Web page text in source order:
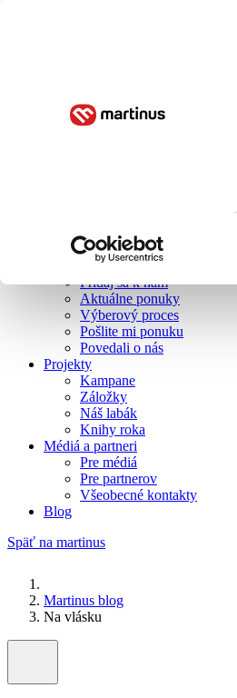
O nás
Zelený Martinus
Nerobíme rozdiely
Pridaj sa k nám
Aktuálne ponuky
Výberový proces
Pošlite mi ponuku
Povedali o nás
Projekty
Kampane
Záložky
Náš labák
Knihy roka
Médiá a partneri
Pre médiá
Pre partnerov
Všeobecné kontakty
Blog
Späť na martinus
Martinus blog
Na vlásku